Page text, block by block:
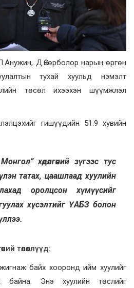
Д.Өнөрболор нарын өргөн
тухай хуульд нэмэлт
төсөл ихээхэн шүүмжлэл
гишүүдийн 51.9 хувийн
хөдөлгөөний зүгээс тус
татах, цаашлаад хуулийн
оролцсон хүмүүсийг
хүсэлтийг ҮАБЗ болон
төлөөллүүд:
байх хооронд ийм хуулийг
байна. Энэ хуулийн төслийг